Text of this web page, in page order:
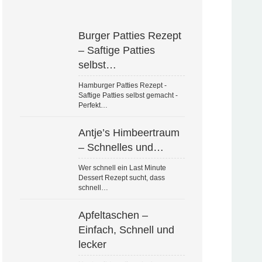
Burger Patties Rezept
– Saftige Patties
selbst…
Hamburger Patties Rezept -
Saftige Patties selbst gemacht -
Perfekt…
Antje’s Himbeertraum
– Schnelles und…
Wer schnell ein Last Minute
Dessert Rezept sucht, dass
schnell…
Apfeltaschen –
Einfach, Schnell und
lecker